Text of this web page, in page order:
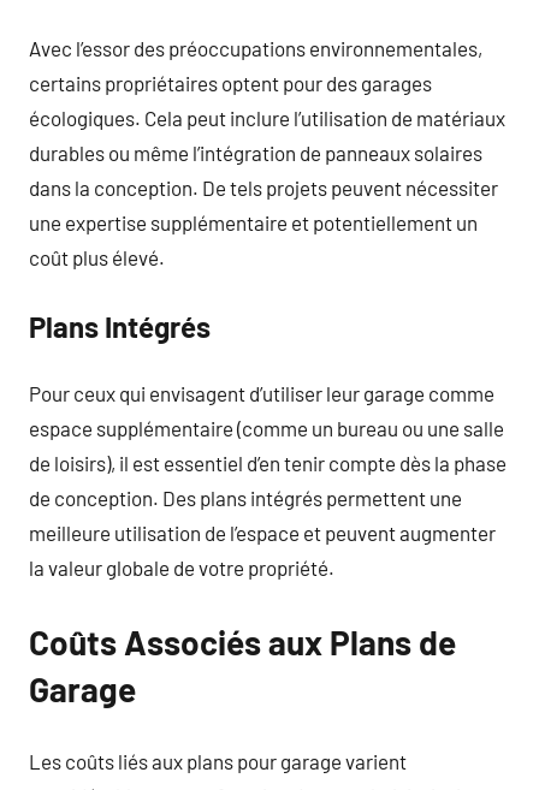
Avec l’essor des préoccupations environnementales,
certains propriétaires optent pour des garages
écologiques. Cela peut inclure l’utilisation de matériaux
durables ou même l’intégration de panneaux solaires
dans la conception. De tels projets peuvent nécessiter
une expertise supplémentaire et potentiellement un
coût plus élevé.
Plans Intégrés
Pour ceux qui envisagent d’utiliser leur garage comme
espace supplémentaire (comme un bureau ou une salle
de loisirs), il est essentiel d’en tenir compte dès la phase
de conception. Des plans intégrés permettent une
meilleure utilisation de l’espace et peuvent augmenter
la valeur globale de votre propriété.
Coûts Associés aux Plans de
Garage
Les coûts liés aux plans pour garage varient